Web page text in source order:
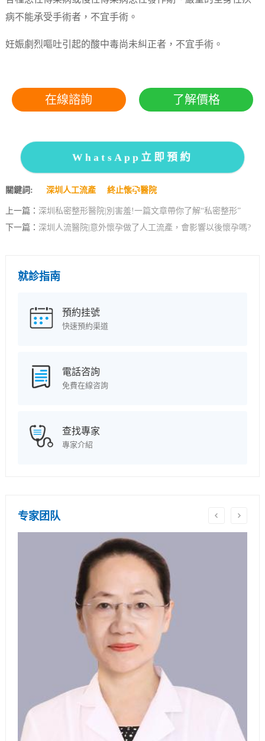
病不能承受手術者，不宜手術。
妊娠劇烈嘔吐引起的酸中毒尚未糾正者，不宜手術。
在線諮詢 了解價格
WhatsApp立即預約
關鍵詞: 深圳人工流產 終止懷孕醫院
上一篇： 深圳私密整形醫院|別害羞!一篇文章帶你了解“私密整形”
下一篇： 深圳人流醫院|意外懷孕做了人工流產，會影響以後懷孕嗎?
就診指南
預約挂號
快速預約渠道
電話咨詢
免費在線咨詢
查找專家
專家介紹
专家团队